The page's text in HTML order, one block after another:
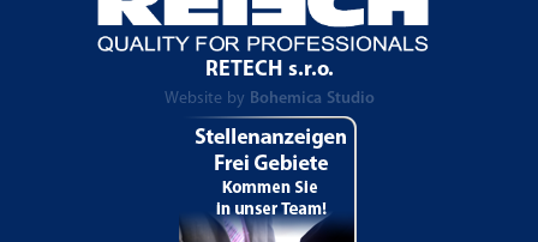
RETECH s.r.o.
Website by Bohemica Studio